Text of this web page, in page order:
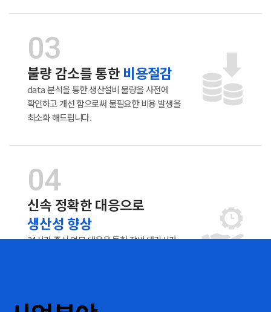
불량 감소를 통한 비용절감
data 분석을 통한 생산설비 불량을 사전에
확인하고 개선 함으로써불필요한 비용 발생을
최소화 해드립니다.
신속 정확한 대응으로
생산성 향상
24시간 즉시 업무 대응을 통한 장비 대기시간